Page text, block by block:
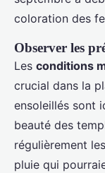
coloration des
Observer les
Les conditions
crucial dans la
ensoleillés sont
beauté des
régulièrement
pluie qui